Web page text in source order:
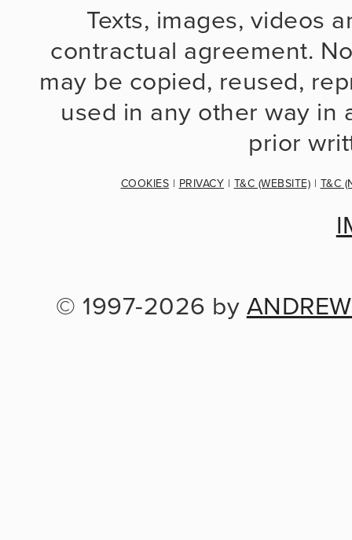
Texts, images, videos
contractual agreement.
may be copied, reused,
used in any other way in
prior
COOKIES | PRIVACY | T&C (WEBSITE) | T&C
© 1997-2026 by